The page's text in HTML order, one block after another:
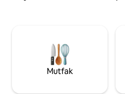
sunan geniş balkonlu kendi özel
alanınızın keyfini çıkarın.
Mutfak